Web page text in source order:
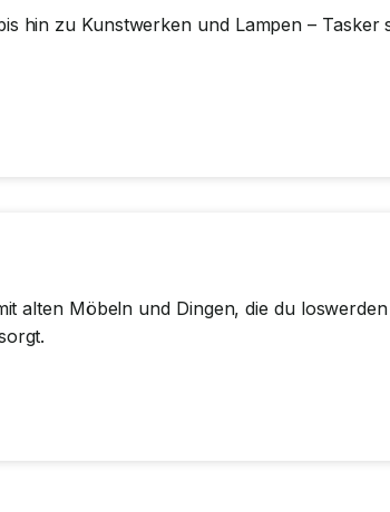
hin zu Kunstwerken und Lampen –
alten Möbeln und Dingen, die du